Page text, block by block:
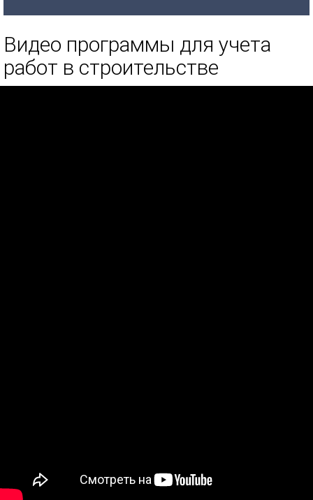
Видео программы для учета
работ в строительстве